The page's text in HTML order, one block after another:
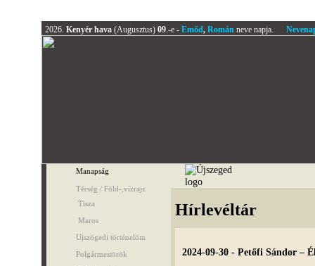
2026. Kenyér hava (Augusztus) 09.-e - Emőd, Románneve napja.
Manapság
Térség / Föld-,vízrajz
Tisza
Maros
Ujszögedi történelöm
Polgármestörök
Hírlevéltár
2024-09-30 - Petőfi Sándor –